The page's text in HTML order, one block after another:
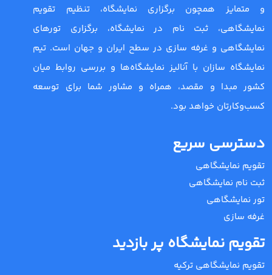
و متمایز همچون برگزاری نمایشگاه، تنظیم تقویم
نمایشگاهی، ثبت نام در نمایشگاه، برگزاری تورهای
نمایشگاهی و غرفه سازی در سطح ایران و جهان است. تیم
نمایشگاه سازان با آنالیز نمایشگاه‌ها و بررسی روابط میان
کشور مبدا و مقصد، همراه و مشاور شما برای توسعه
کسب‌وکارتان خواهد بود.
دسترسی سریع
تقویم نمایشگاهی
ثبت نام نمایشگاهی
تور نمایشگاهی
غرفه سازی
تقویم نمایشگاه پر بازدید
تقویم نمایشگاهی ترکیه